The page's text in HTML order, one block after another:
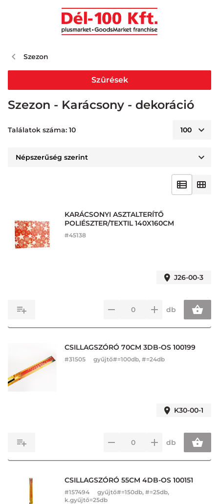
Szezon
Szezon - Karácsony - dekoráció
Találatok száma: 10
KARÁCSONYI ASZTALTERÍTŐ
POLIÉSZTER/TEXTIL 140X160CM
#45138
J26-00-3
db
CSILLAGSZÓRÓ 70CM 3DB-OS 100199
#31505 gyűjtő#=100db, #=24db
K30-00-1
db
CSILLAGSZÓRÓ 55CM 4DB-OS 100151
#157494
gyűjtő#=150db, #=25db,
k.gyűjtő=25db
Szûrések